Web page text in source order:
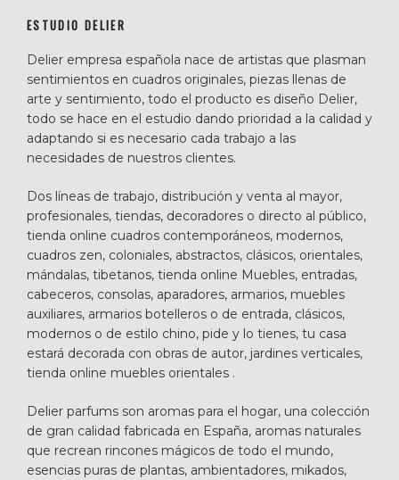
ESTUDIO DELIER
Delier empresa española nace de artistas que plasman
sentimientos en cuadros originales, piezas llenas de
arte y sentimiento, todo el producto es diseño Delier,
todo se hace en el estudio dando prioridad a la calidad y
adaptando si es necesario cada trabajo a las
necesidades de nuestros clientes.
Dos líneas de trabajo, distribución y venta al mayor,
profesionales, tiendas, decoradores o directo al público,
tienda online cuadros contemporáneos, modernos,
cuadros zen, coloniales, abstractos, clásicos, orientales,
mándalas, tibetanos, tienda online Muebles, entradas,
cabeceros, consolas, aparadores, armarios, muebles
auxiliares, armarios botelleros o de entrada, clásicos,
modernos o de estilo chino, pide y lo tienes, tu casa
estará decorada con obras de autor, jardines verticales,
tienda online muebles orientales .
Delier parfums son aromas para el hogar, una colección
de gran calidad fabricada en España, aromas naturales
que recrean rincones mágicos de todo el mundo,
esencias puras de plantas, ambientadores, mikados,